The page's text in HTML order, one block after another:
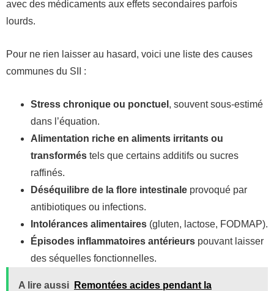
avec des médicaments aux effets secondaires parfois
lourds.
Pour ne rien laisser au hasard, voici une liste des causes
communes du SII :
Stress chronique ou ponctuel , souvent sous-estimé
dans l’équation.
Alimentation riche en aliments irritants ou
transformés tels que certains additifs ou sucres
raffinés.
Déséquilibre de la flore intestinale provoqué par
antibiotiques ou infections.
Intolérances alimentaires (gluten, lactose, FODMAP).
Épisodes inflammatoires antérieurs pouvant laisser
des séquelles fonctionnelles.
A lire aussi
Remontées acides pendant la